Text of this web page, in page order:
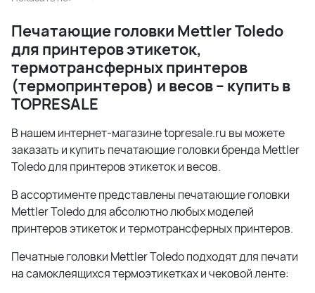
Печатающие головки MettlerToledo
для принтеров этикеток,
термотрансферных принтеров
(термопринтеров) и весов – купить в
TOPRESALE
В нашем интернет-магазине topresale.ru вы можете
заказать и купить печатающие головки бренда Mettler
Toledo для принтеров этикеток и весов.
В ассортименте представлены печатающие головки
Mettler Toledo для абсолютно любых моделей
принтеров этикеток и термотрансферных принтеров.
Печатные головки Mettler Toledo подходят для печати
на самоклеящихся термоэтикетках и чековой ленте: